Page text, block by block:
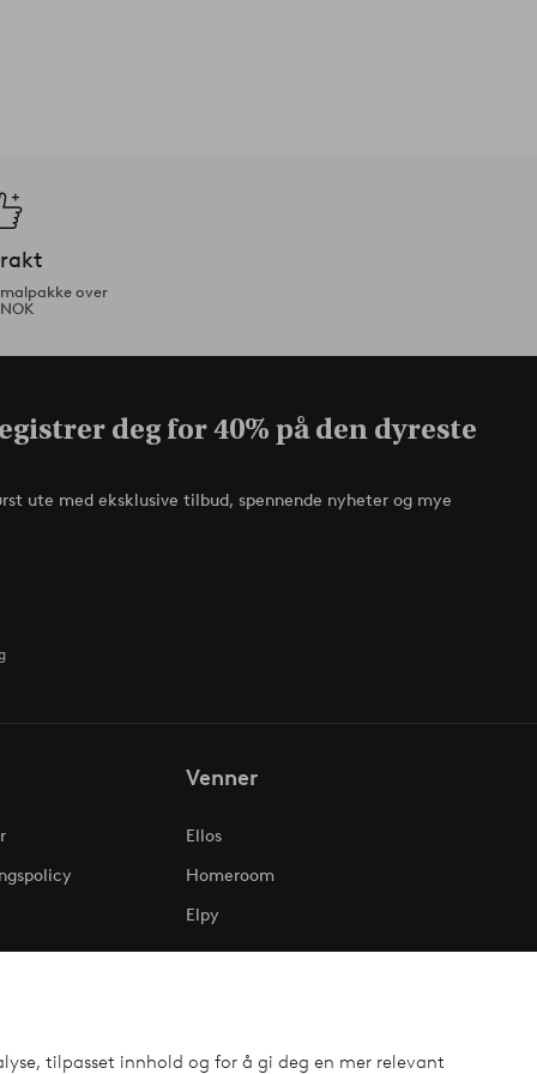
tilpasset innhold og for å gi deg en mer relevant
over
deg for 40% på den dyreste
ute med eksklusive tilbud, spennende nyheter og mye
Venner
Ellos
Homeroom
Elpy